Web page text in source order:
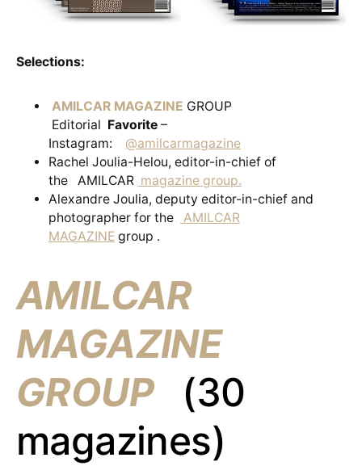
Selections:
AMILCAR MAGAZINE GROUP
Editorial Favorite –
Instagram: @amilcarmagazine
Rachel Joulia-Helou, editor-in-chief of
the AMILCAR magazine group.
Alexandre Joulia, deputy editor-in-chief and
photographer for the
AMILCAR
MAGAZINE group .
AMILCAR
MAGAZINE
GROUP
(30
magazines)